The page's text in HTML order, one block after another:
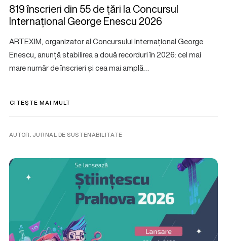
819 înscrieri din 55 de țări la Concursul
Internațional George Enescu 2026
ARTEXIM, organizator al Concursului Internațional George
Enescu, anunță stabilirea a două recorduri în 2026: cel mai
mare număr de înscrieri și cea mai amplă…
CITEȘTE MAI MULT
AUTOR. JURNAL DE SUSTENABILITATE